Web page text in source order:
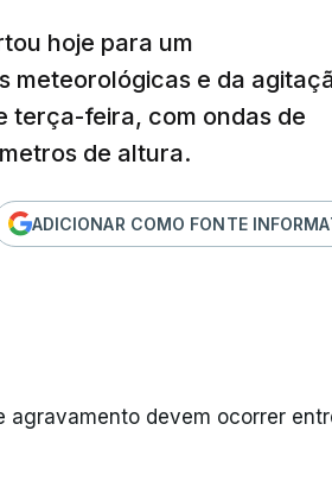
hoje para um
meteorológicas e da
terça-feira, com ondas de
de altura.
ADICIONAR COMO FONTE
agravamento devem ocorrer